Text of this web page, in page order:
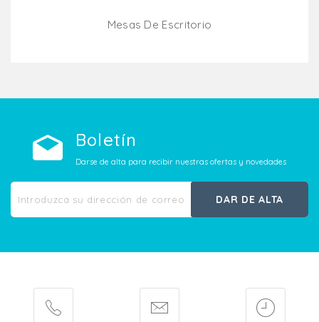
Mesas De Escritorio
Boletín
Darse de alta para recibir nuestras ofertas y novedades
DAR DE ALTA